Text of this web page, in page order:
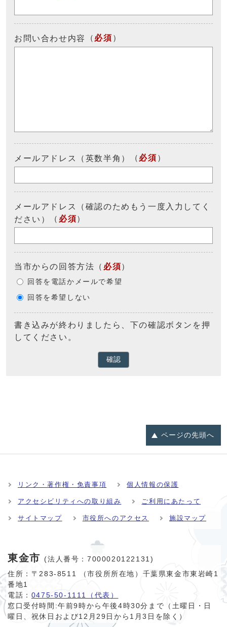
お問い合わせ内容 （ 必須 ）
メールアドレス（英数半角） （ 必須 ）
メールアドレス（確認のためもう一度入力してく
ださい）
（ 必須）
当市からの回答方法 （ 必須）
回答を電話かメールで希望
回答を希望しない
書き込みが終わりましたら、下の確認ボタンを押
してください。
確認
ページの先頭へ
リンク・著作権・免責事項 個人情報の保護
アクセシビリティへの取り組み ご利用にあたって
サイトマップ 市役所へのアクセス 施設マップ
東金市
(法人番号：7000020122131)
住所：〒283-8511 （市役所所在地）千葉県東金市東岩崎1
番地1
電話： 0475-50-1111（代表）
窓口受付時間:午前9時から午後4時30分まで（土曜日・日
曜日、祝休日および12月29日から1月3日を除く）